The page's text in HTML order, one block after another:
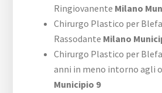
Ringiovanente Milano
Chirurgo Plastico per
Rassodante Milano
Chirurgo Plastico per
anni in meno intorno agli
Municipio 9